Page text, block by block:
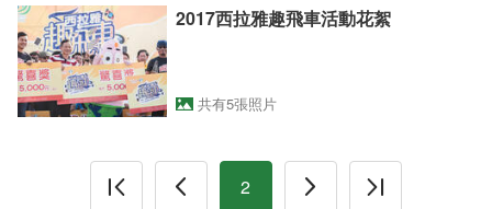
2017西拉雅趣飛車活動花絮
共有5張照片
2